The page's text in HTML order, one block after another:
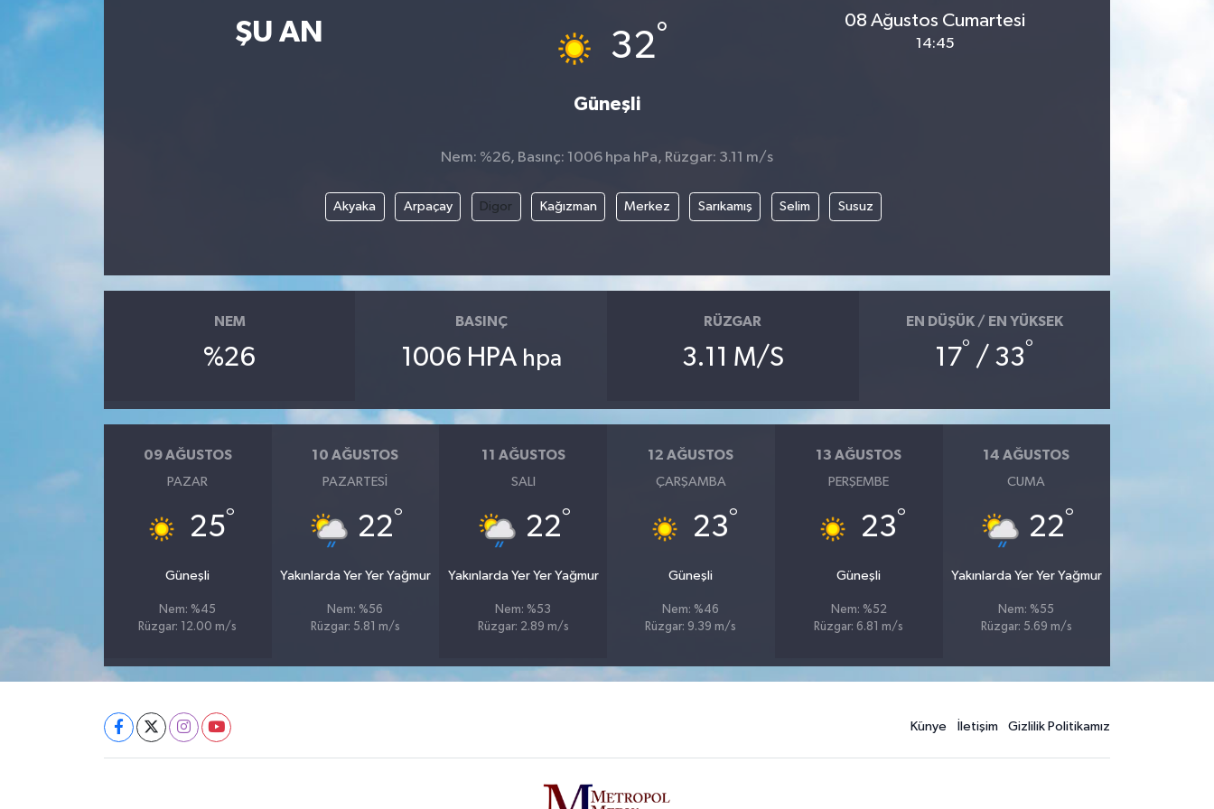
ŞU AN 32°
Güneşli
08 Ağustos Cumartesi
14:45
Nem: %26, Basınç: 1006 hpa hPa, Rüzgar: 3.11 m/s
Akyaka Arpaçay Digor Kağızman Merkez Sarıkamış Selim Susuz
NEM
%26
BASINÇ
1006 HPA hpa
RÜZGAR
3.11 M/S
EN DÜŞÜK / EN YÜKSEK
17° / 33°
09 AĞUSTOS
PAZAR
25°
Güneşli
Nem: %45
Rüzgar: 12.00 m/s
10 AĞUSTOS
PAZARTESI
22°
Yakınlarda Yer Yer Yağmur
Nem: %56
Rüzgar: 5.81 m/s
11 AĞUSTOS
SALI
22°
Yakınlarda Yer Yer Yağmur
Nem: %53
Rüzgar: 2.89 m/s
12 AĞUSTOS
ÇARŞAMBA
23°
Güneşli
Nem: %46
Rüzgar: 9.39 m/s
13 AĞUSTOS
PERŞEMBE
23°
Güneşli
Nem: %52
Rüzgar: 6.81 m/s
14 AĞUSTOS
CUMA
22°
Yakınlarda Yer Yer Yağmur
Nem: %55
Rüzgar: 5.69 m/s
Künye İletişim Gizlilik Politikamız
Resmi İlanlar